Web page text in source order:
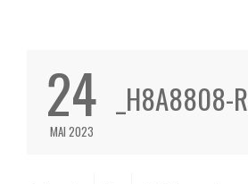
24
MAI 2023
_H8A8808-R